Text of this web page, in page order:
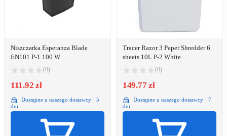
Niszczarka Esperanza Blade
EN101 P-1 100 W
(0)
111.92 zł
Dostępne u naszego dostawcy · 5
dni
Tracer Razor 3 Paper Shredder 6
sheets 10L P-2 White
(0)
149.77 zł
Dostępne u naszego dostawcy · 7
dni